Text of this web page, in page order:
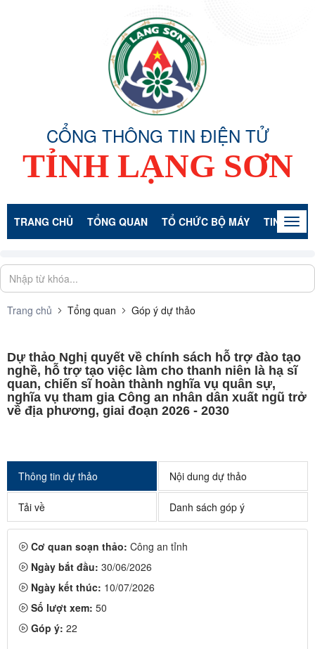
CỔNG THÔNG TIN ĐIỆN TỬ
TỈNH LẠNG SƠN
TRANG CHỦ TỔNG QUAN TỔ CHỨC BỘ MÁY TIN TỨC -
Trang chủ Tổng quan Góp ý dự thảo
Dự thảo Nghị quyết về chính sách hỗ trợ đào tạo
nghề, hỗ trợ tạo việc làm cho thanh niên là hạ sĩ
quan, chiến sĩ hoàn thành nghĩa vụ quân sự,
nghĩa vụ tham gia Công an nhân dân xuất ngũ trở
về địa phương, giai đoạn 2026 - 2030
Thông tin dự thảo Nội dung dự thảo
Tải về Danh sách góp ý
Cơ quan soạn thảo: Công an tỉnh
Ngày bắt đầu: 30/06/2026
Ngày kết thúc: 10/07/2026
Số lượt xem: 50
Góp ý: 22